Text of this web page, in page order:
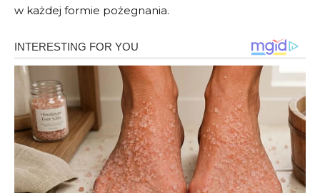
w każdej formie pożegnania.